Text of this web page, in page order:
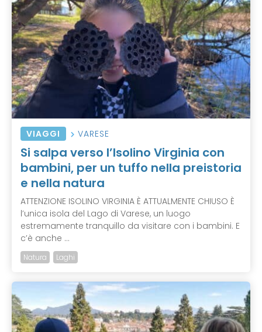
VIAGGI VARESE
Si salpa verso l’Isolino Virginia con
bambini, per un tuffo nella preistoria
e nella natura
ATTENZIONE ISOLINO VIRGINIA È ATTUALMENTE CHIUSO È
l’unica isola del Lago di Varese, un luogo
estremamente tranquillo da visitare con i bambini. E
c’è anche ...
Natura Laghi